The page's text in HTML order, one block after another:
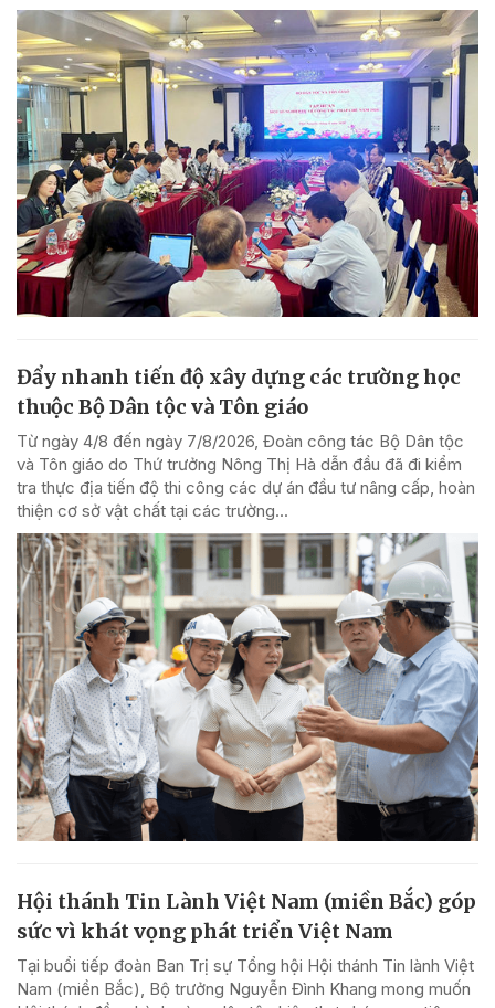
Đẩy nhanh tiến độ xây dựng các trường học
thuộc Bộ Dân tộc và Tôn giáo
Từ ngày 4/8 đến ngày 7/8/2026, Đoàn công tác Bộ Dân tộc
và Tôn giáo do Thứ trưởng Nông Thị Hà dẫn đầu đã đi kiểm
tra thực địa tiến độ thi công các dự án đầu tư nâng cấp, hoàn
thiện cơ sở vật chất tại các trường...
Hội thánh Tin Lành Việt Nam (miền Bắc) góp
sức vì khát vọng phát triển Việt Nam
Tại buổi tiếp đoàn Ban Trị sự Tổng hội Hội thánh Tin lành Việt
Nam (miền Bắc), Bộ trưởng Nguyễn Đình Khang mong muốn